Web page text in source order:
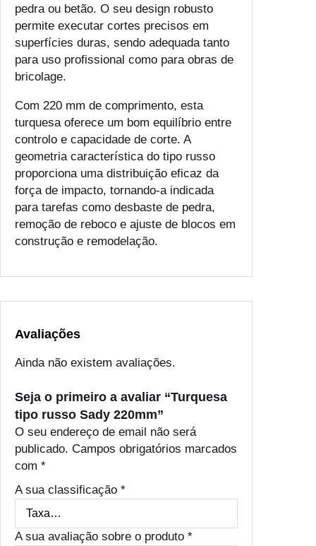
pedra ou betão. O seu design robusto
permite executar cortes precisos em
superfícies duras, sendo adequada tanto
para uso profissional como para obras de
bricolage.
Com 220 mm de comprimento, esta
turquesa oferece um bom equilíbrio entre
controlo e capacidade de corte. A
geometria característica do tipo russo
proporciona uma distribuição eficaz da
força de impacto, tornando-a indicada
para tarefas como desbaste de pedra,
remoção de reboco e ajuste de blocos em
construção e remodelação.
Avaliações
Ainda não existem avaliações.
Seja o primeiro a avaliar “Turquesa
tipo russo Sady 220mm”
O seu endereço de email não será
publicado. Campos obrigatórios marcados
com *
A sua classificação *
A sua avaliação sobre o produto *